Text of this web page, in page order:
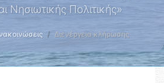
Νησιωτικής Πολιτικής»
Διενέργεια κλήρωσης